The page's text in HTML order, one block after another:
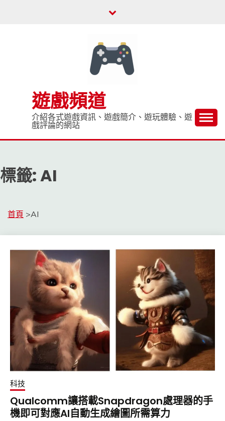
遊戲頻道
介紹各式遊戲資訊、遊戲簡介、遊玩體驗、遊
戲評論的網站
標籤:AI
首頁 >AI
科技
Qualcomm讓搭載Snapdragon處理器的手
機即可對應AI自動生成繪圖所需算力